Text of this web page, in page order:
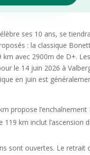
ses 10 ans, se
: la classique
avec 2900m de D+.
le 14 juin 2026 à
en juin est
propose
119 km inclut l’ascension
sont ouvertes. Le retrait